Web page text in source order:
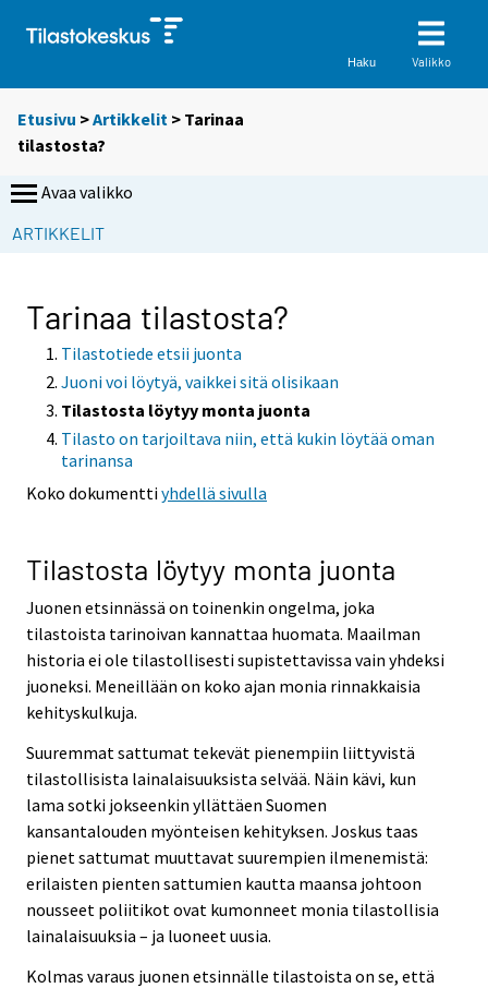
Haku Valikko
Etusivu >Artikkelit > Tarinaa
tilastosta?
Avaa valikko
ARTIKKELIT
Tarinaa tilastosta?
Tilastotiede etsii juonta
Juoni voi löytyä, vaikkei sitä olisikaan
Tilastosta löytyy monta juonta
Tilasto on tarjoiltava niin, että kukin löytää oman
tarinansa
Koko dokumenttiyhdellä sivulla
Tilastosta löytyy monta juonta
Juonen etsinnässä on toinenkin ongelma, joka
tilastoista tarinoivan kannattaa huomata. Maailman
historia ei ole tilastollisesti supistettavissa vain yhdeksi
juoneksi. Meneillään on koko ajan monia rinnakkaisia
kehityskulkuja.
Suuremmat sattumat tekevät pienempiin liittyvistä
tilastollisista lainalaisuuksista selvää. Näin kävi, kun
lama sotki jokseenkin yllättäen Suomen
kansantalouden myönteisen kehityksen. Joskus taas
pienet sattumat muuttavat suurempien ilmenemistä:
erilaisten pienten sattumien kautta maansa johtoon
nousseet poliitikot ovat kumonneet monia tilastollisia
lainalaisuuksia – ja luoneet uusia.
Kolmas varaus juonen etsinnälle tilastoista on se, että